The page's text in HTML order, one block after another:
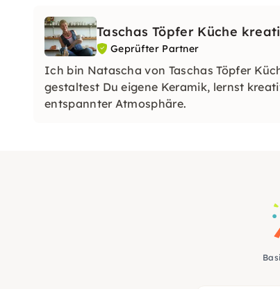
Taschas Töpfer Küche
Geprüfter Partner
Ich bin Natascha von Taschas Töpfer
gestaltest Du eigene Keramik, lernst
entspannter Atmosphäre.